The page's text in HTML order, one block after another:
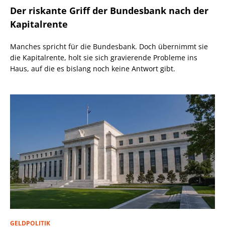
Der riskante Griff der Bundesbank nach der
Kapitalrente
Manches spricht für die Bundesbank. Doch übernimmt sie
die Kapitalrente, holt sie sich gravierende Probleme ins
Haus, auf die es bislang noch keine Antwort gibt.
GELDPOLITIK